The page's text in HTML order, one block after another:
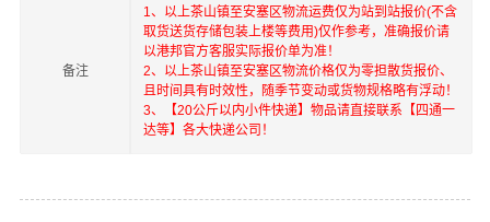
备注
1、以上茶山镇至安塞区物流运费仅为站到站报价(不含
取货送货存储包装上楼等费用)仅作参考，准确报价请
以港邦官方客服实际报价单为准！
2、以上茶山镇至安塞区物流价格仅为零担散货报价、
且时间具有时效性，随季节变动或货物规格略有浮动！
3、【20公斤以内小件快递】物品请直接联系【四通一
达等】各大快递公司！